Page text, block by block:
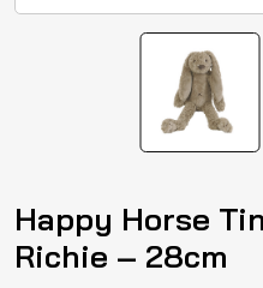
Happy Horse
Richie – 28cm